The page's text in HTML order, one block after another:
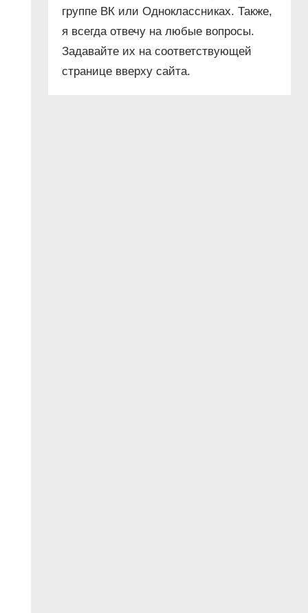
группе ВК или Одноклассниках. Также,
я всегда отвечу на любые вопросы.
Задавайте их на соответствующей
странице вверху сайта.